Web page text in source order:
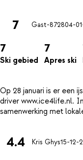
7 Gast-872804-
7
Ski gebied
7
Apres ski
Op 28 januari is er een
driver www.ice4life.nl.
4.4 Kris Ghys15-12-